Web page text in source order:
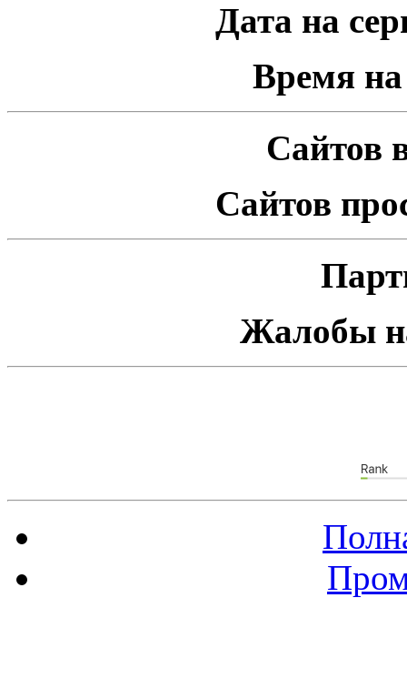
Дата на
Время на
Сайтов
Сайтов
Жалобы